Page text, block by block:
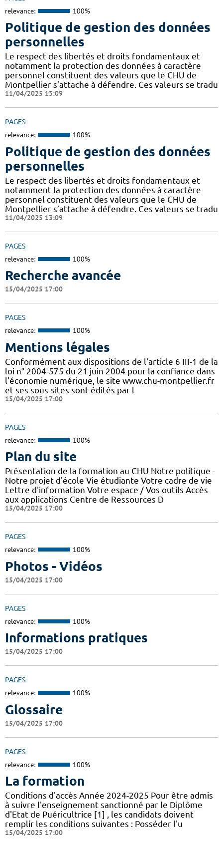
relevance: 100%
Politique de gestion des données
personnelles
Le respect des libertés et droits fondamentaux et
notamment la protection des données à caractère
personnel constituent des valeurs que le CHU de
Montpellier s’attache à défendre. Ces valeurs se tradu
11/04/2025 13:09
PAGES
relevance: 100%
Politique de gestion des données
personnelles
Le respect des libertés et droits fondamentaux et
notamment la protection des données à caractère
personnel constituent des valeurs que le CHU de
Montpellier s’attache à défendre. Ces valeurs se tradu
11/04/2025 13:09
PAGES
relevance: 100%
Recherche avancée
15/04/2025 17:00
PAGES
relevance: 100%
Mentions légales
Conformément aux dispositions de l'article 6 III-1 de la
loi n° 2004-575 du 21 juin 2004 pour la confiance dans
l'économie numérique, le site www.chu-montpellier.fr
et ses sous-sites sont édités par l
15/04/2025 17:00
PAGES
relevance: 100%
Plan du site
Présentation de la formation au CHU Notre politique -
Notre projet d'école Vie étudiante Votre cadre de vie
Lettre d'information Votre espace / Vos outils Accès
aux applications Centre de Ressources D
15/04/2025 17:00
PAGES
relevance: 100%
Photos - Vidéos
15/04/2025 17:00
PAGES
relevance: 100%
Informations pratiques
15/04/2025 17:00
PAGES
relevance: 100%
Glossaire
15/04/2025 17:00
PAGES
relevance: 100%
La formation
Conditions d'accès Année 2024-2025 Pour être admis
à suivre l'enseignement sanctionné par le Diplôme
d'Etat de Puéricultrice [1] , les candidats doivent
remplir les conditions suivantes : Posséder l'u
15/04/2025 17:00